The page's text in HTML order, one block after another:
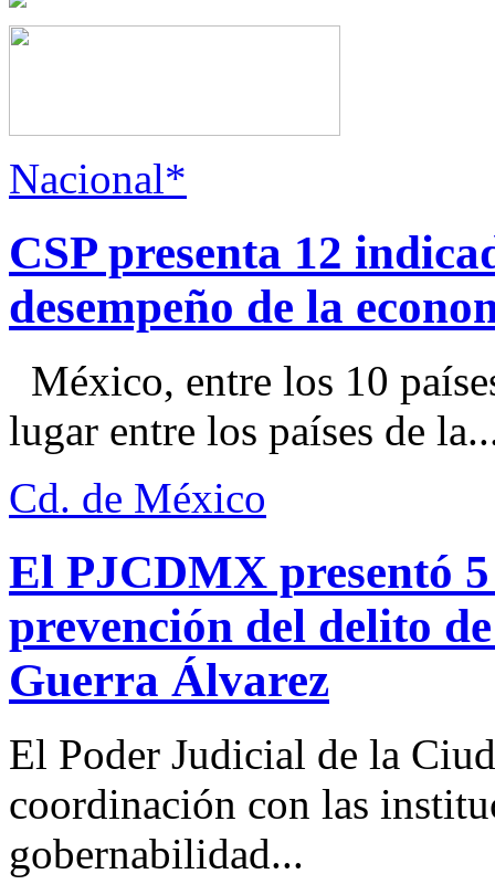
Nacional*
CSP presenta 12
desempeño de la
México, entre los 10
lugar entre los países de
Cd. de México
El PJCDMX presentó
prevención del delito
Guerra Álvarez
El Poder Judicial de la
coordinación con las
gobernabilidad...